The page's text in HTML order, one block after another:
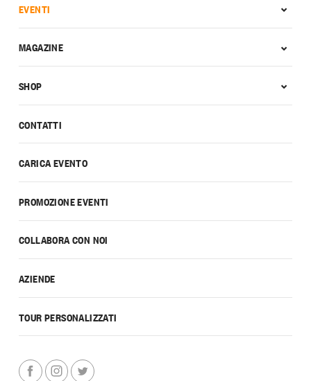
CONTATTI
CARICA EVENTO
PROMOZIONE EVENTI
COLLABORA CON NOI
AZIENDE
TOUR PERSONALIZZATI
EVENTI
MAGAZINE
SHOP